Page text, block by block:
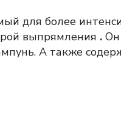
для более
выпрямления .Он
А также